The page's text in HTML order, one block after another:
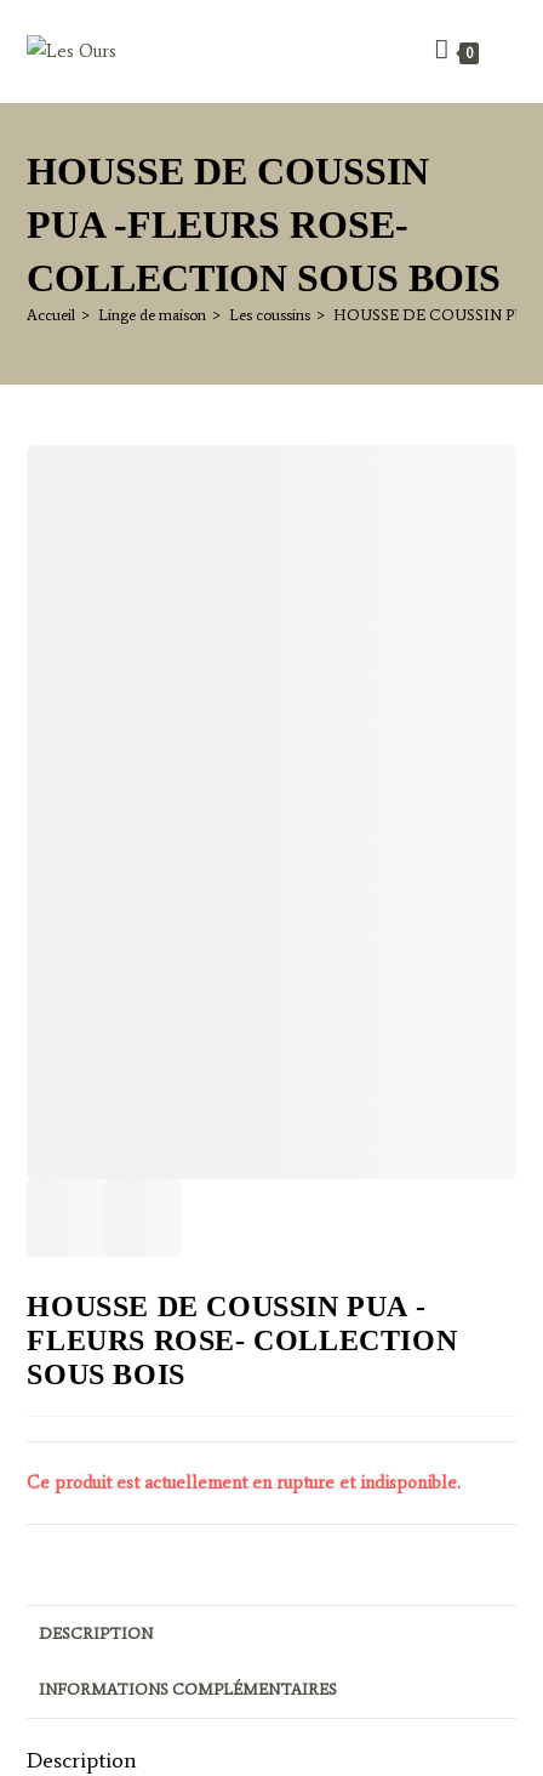
0
HOUSSE DE COUSSIN
PUA -FLEURS ROSE-
COLLECTION SOUS BOIS
Accueil > Linge de maison > Les coussins > HOUSSE DE COUSSIN
HOUSSE DE COUSSIN PUA -
FLEURS ROSE- COLLECTION
SOUS BOIS
Ce produit est actuellement en rupture et indisponible.
DESCRIPTION
INFORMATIONS COMPLÉMENTAIRES
Description